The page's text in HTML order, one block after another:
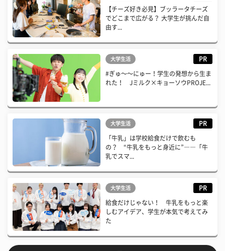
【チーズ好き必見】ブッラータチーズ
でどこまで広がる？ 大学生が挑んだ自
由す...
大学生活 PR
#ぎゅ〜〜にゅー！学生の発想から生ま
れた！ Jミルク×キョーソウPROJE...
大学生活 PR
「牛乳」は学校給食だけで飲むも
の？ “牛乳をもっと身近に”――「牛
乳でスマ...
大学生活 PR
給食だけじゃない！ 牛乳をもっと楽
しむアイデア、学生が本気で考えてみ
た